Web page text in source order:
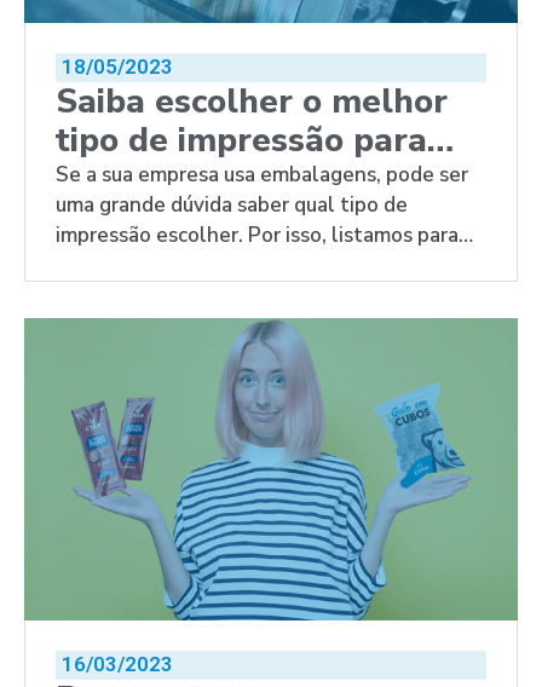
18/05/2023
Saiba escolher o melhor
tipo de impressão para
embalagens
Se a sua empresa usa embalagens, pode ser
uma grande dúvida saber qual tipo de
impressão escolher. Por isso, listamos para
16/03/2023